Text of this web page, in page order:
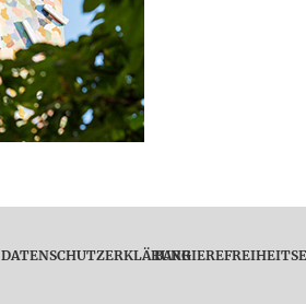
DATENSCHUTZERKLÄRUNG